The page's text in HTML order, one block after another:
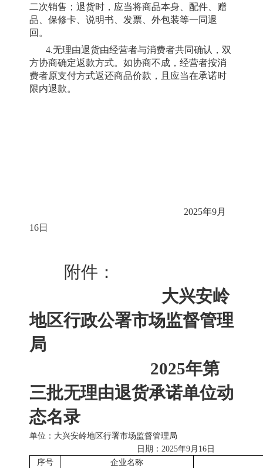
二次销售；退货时，应当将商品本身、配件、赠
品、保修卡、说明书、发票、外包装等一同退
回。
4.无理由退货由经营者与消费者共同确认，双
方协商确定返款方式。如协商不成，经营者按消
费者原支付方式返还商品价款，且应当在承诺时
限内退款。
2025年9月
16日
附件：
大兴安岭
地区行政公署市场监督管理
局
2025年第
三批无理由退货承诺单位动
态名录
单位：大兴安岭地区行署市场监督管理局
日期： 2025年9月 16日
序号
企业名称